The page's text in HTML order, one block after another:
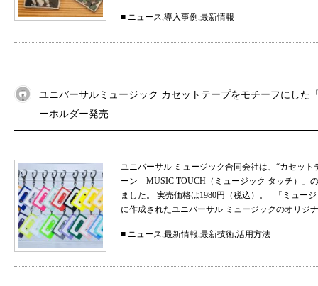
■ ニュース,導入事例,最新情報
ユニバーサルミュージック カセットテープをモチーフにした
ーホルダー発売
ユニバーサル ミュージック合同会社は、“カセッ
ーン「MUSIC TOUCH（ミュージック タッチ）」
ました。 実売価格は1980円（税込）。 「ミュー
に作成されたユニバーサル ミュージックのオリジ
■ ニュース,最新情報,最新技術,活用方法